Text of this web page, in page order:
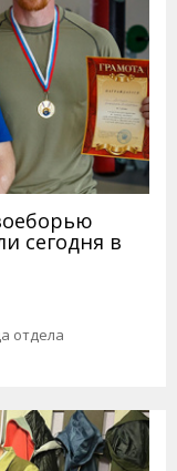
сегодня в
отдела